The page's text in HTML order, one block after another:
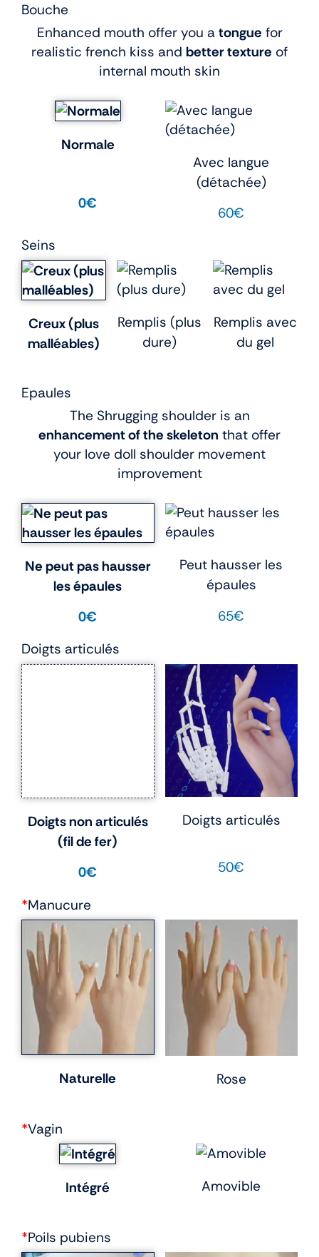
Bouche
Enhanced mouth offer you a tongue for
realistic french kiss and better texture of
internal mouth skin
Normale
0€
Avec langue
(détachée)
60€
Seins
Creux (plus
malléables)
Remplis (plus
dure)
Remplis avec
du gel
Epaules
The Shrugging shoulder is an
enhancement of the skeleton that offer
your love doll shoulder movement
improvement
Ne peut pas hausser
les épaules
0€
Peut hausser les
épaules
65€
Doigts articulés
Doigts non articulés
(fil de fer)
0€
Doigts articulés
50€
*Manucure
Naturelle Rose
*Vagin
Intégré Amovible
*Poils pubiens